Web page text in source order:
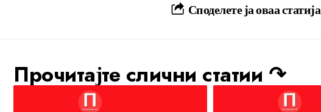
Споделете ја оваа статија
Прочитајте слични статии ↷